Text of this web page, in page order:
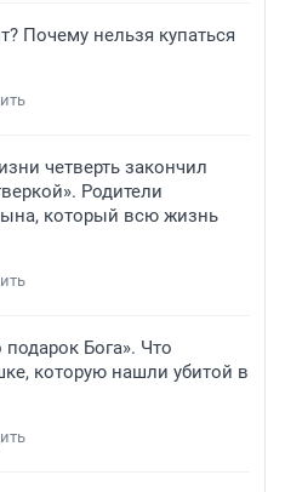
Почему нельзя купаться
четверть закончил
Родители
который всю жизнь
Бога». Что
которую нашли убитой в